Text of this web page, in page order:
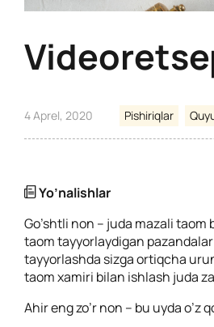
4 Aprel, 2020 Pishiriqlar
Yo’nalishlar
Go’shtli non – juda mazali taom
taom tayyorlaydigan
tayyorlashda sizga ortiqcha
taom xamiri bilan ishlash juda
Ahir eng zo’r non – bu uyda